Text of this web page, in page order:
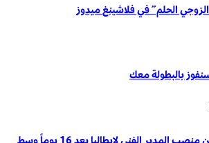
الحلم” في فلاشينغ ميدوز
بالبطولة معك